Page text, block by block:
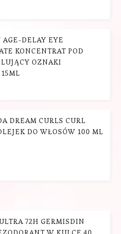
DELAY EYE
KONCENTRAT POD
OZNAKI
DREAM CURLS CURL
DO WŁOSÓW 100 ML
72H GERMISDIN